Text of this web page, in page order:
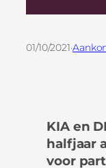
01/10/2021·
KIA en
halfjaar
voor